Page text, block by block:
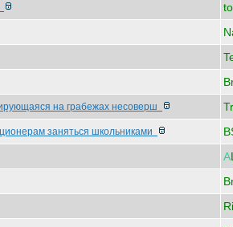
на грабежах несоверш
заняться школьниками
А